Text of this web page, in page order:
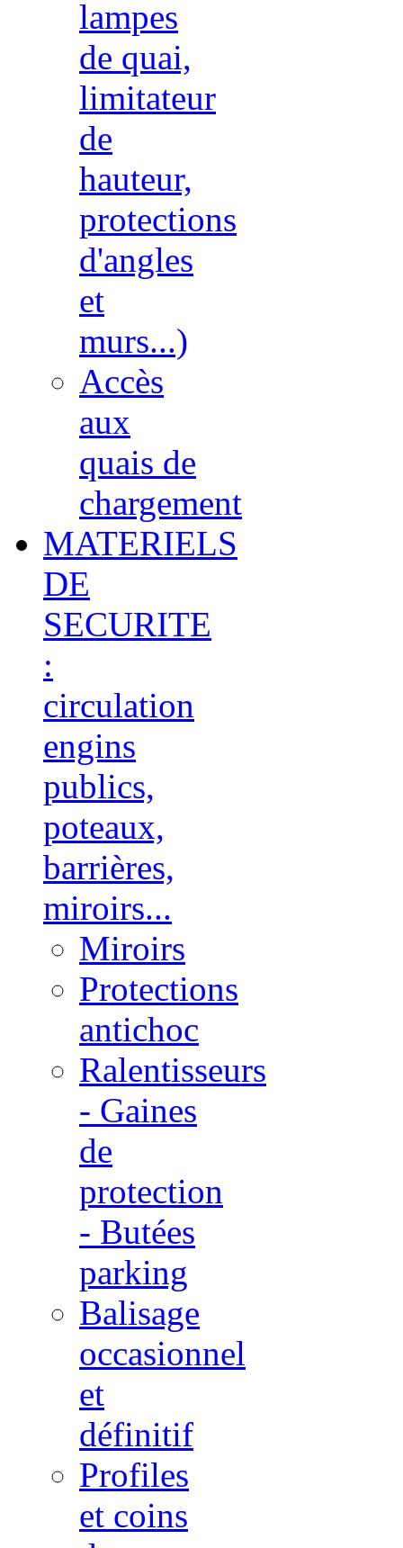
lampes
de quai,
limitateur
de
hauteur,
protections
d'angles
et
murs...)
Accès
aux
quais de
chargement
MATERIELS
DE
SECURITE
:
circulation
engins
publics,
poteaux,
barrières,
miroirs...
Miroirs
Protections
antichoc
Ralentisseurs
- Gaines
de
protection
- Butées
parking
Balisage
occasionnel
et
définitif
Profiles
et coins